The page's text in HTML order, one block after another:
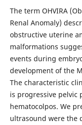
The term OHVIRA
Renal Anomaly)
obstructive uterine
malformations
events during
development of the
The characteristic
is progressive pelvic
hematocolpos. We
ultrasound were the